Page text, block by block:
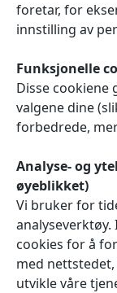
foretar, for
innstilling av
Funksjonelle
Disse
valgene dine
forbedrede,
Analyse- og
øyeblikket)
Vi bruker for
cookies for å
med
utvikle våre